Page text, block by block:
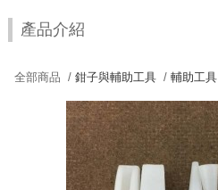
產品介紹
全部商品 /鉗子與輔助工具 /輔助工具